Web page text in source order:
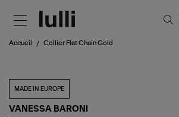
Accueil Collier Flat Chain Gold
MADE IN EUROPE
VANESSA BARONI